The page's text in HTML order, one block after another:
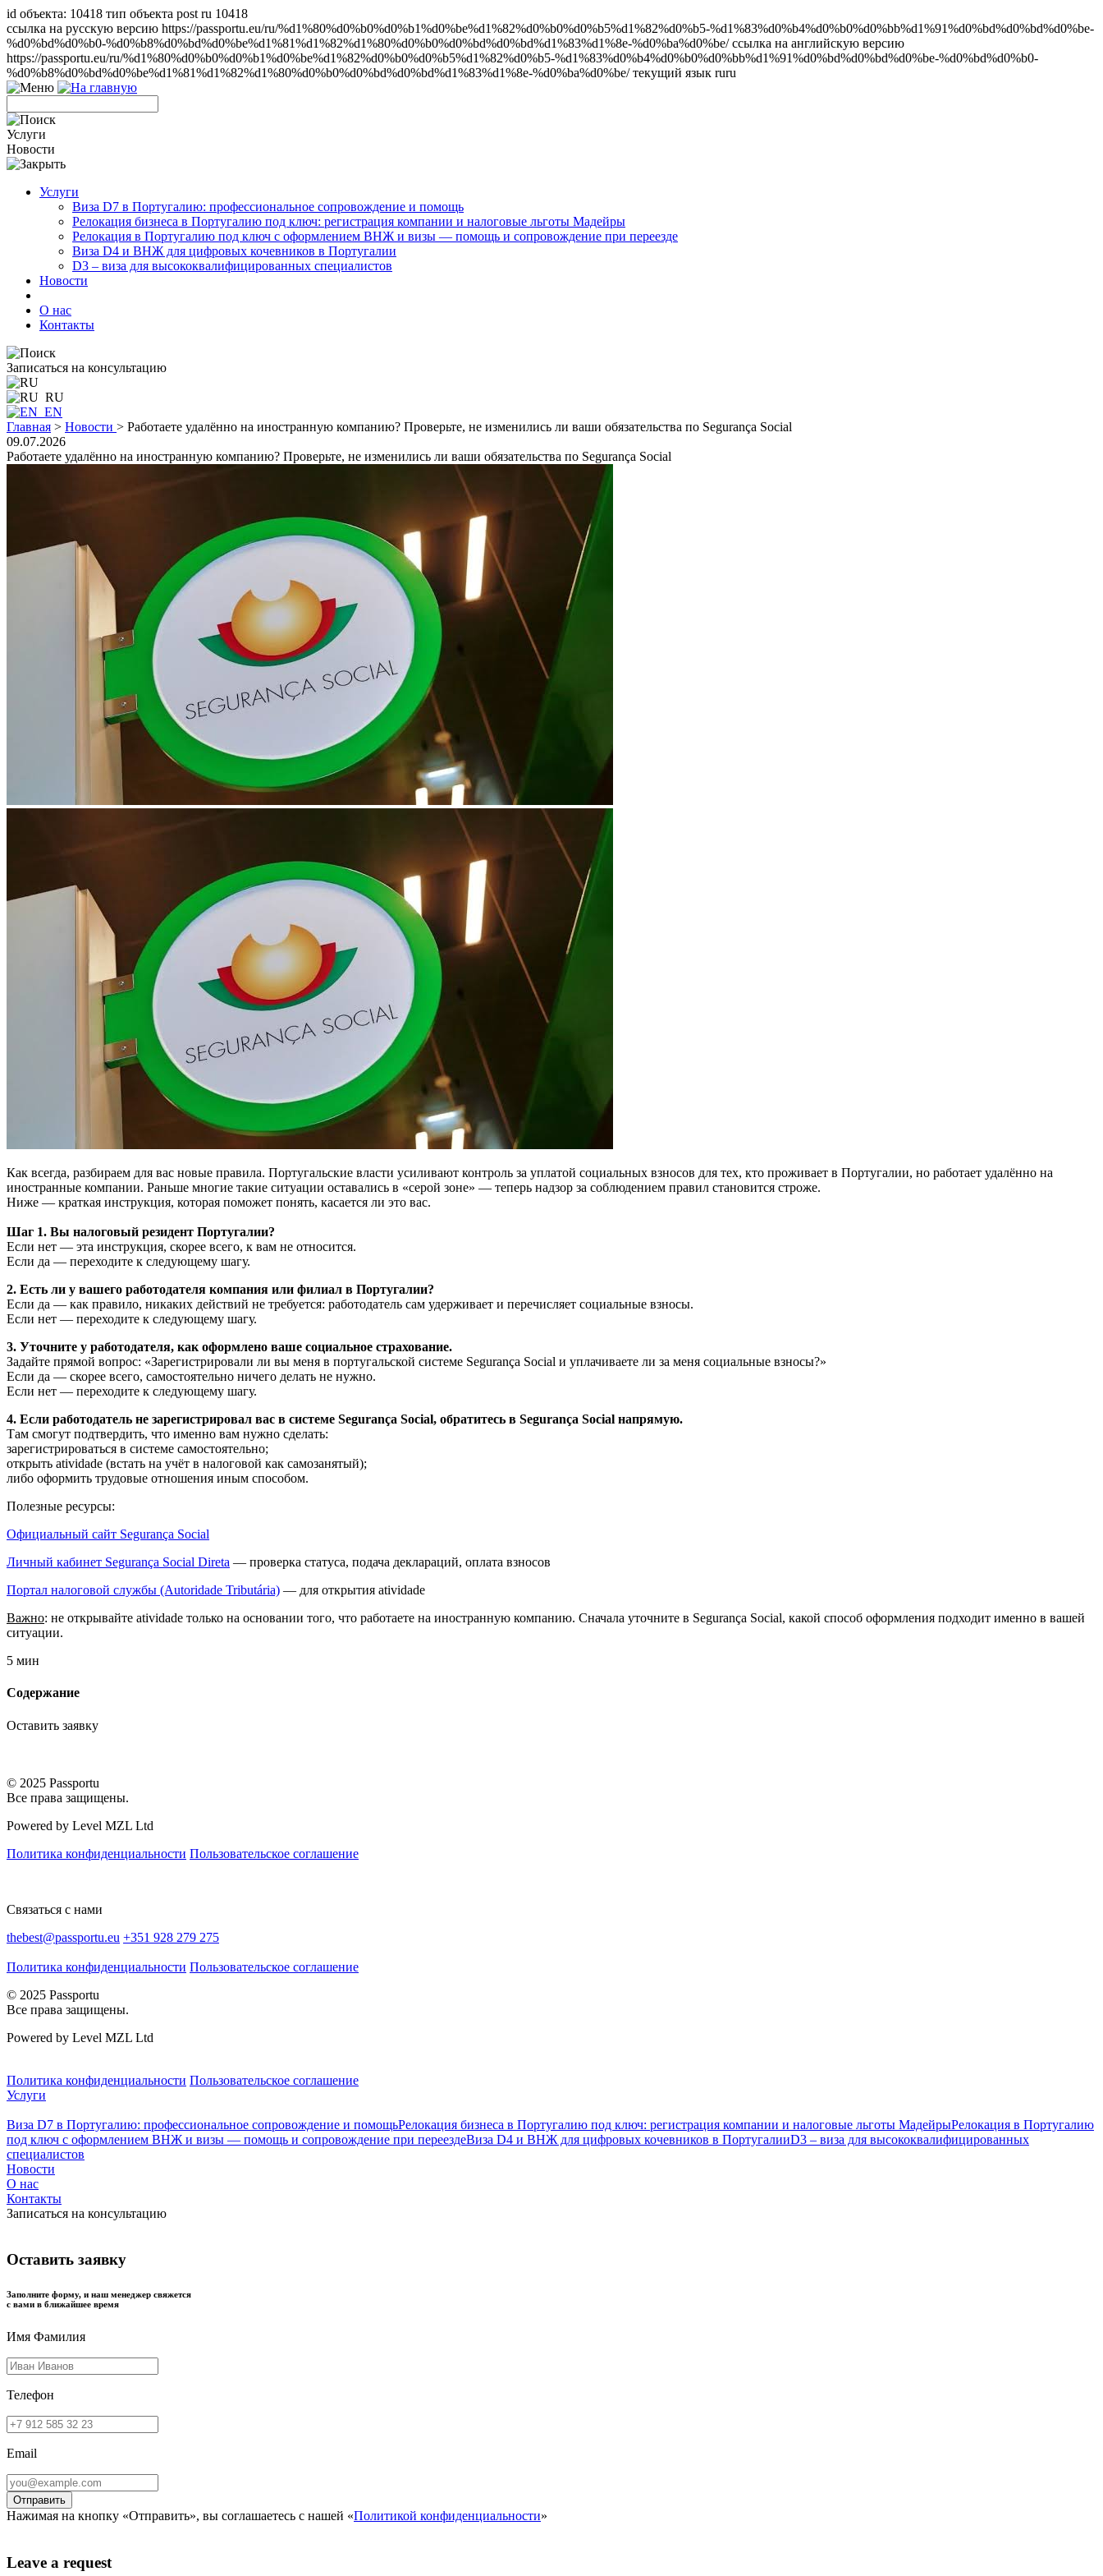
id объекта: 10418 тип объекта post ru 10418
ссылка на русскую версию https://passportu.eu/ru/%d1%80%d0%b0%d0%b1%d0%be%d1%82%d0%b0%d0%b5%d1%82%d0%b5-%d1%83%d0%b4%d0%b0%d0%bb%d1%91%d0%bd%d0%bd%d0%be-
%d0%bd%d0%b0-%d0%b8%d0%bd%d0%be%d1%81%d1%82%d1%80%d0%b0%d0%bd%d0%bd%d1%83%d1%8e-%d0%ba%d0%be/ ссылка на английскую версию
https://passportu.eu/ru/%d1%80%d0%b0%d0%b1%d0%be%d1%82%d0%b0%d0%b5%d1%82%d0%b5-%d1%83%d0%b4%d0%b0%d0%bb%d1%91%d0%bd%d0%bd%d0%be-%d0%bd%d0%b0-
%d0%b8%d0%bd%d0%be%d1%81%d1%82%d1%80%d0%b0%d0%bd%d0%bd%d1%83%d1%8e-%d0%ba%d0%be/ текущий язык ruru
Услуги
Новости
Услуги
Виза D7 в Португалию: профессиональное сопровождение и помощь
Релокация бизнеса в Португалию под ключ: регистрация компании и налоговые льготы Мадейры
Релокация в Португалию под ключ с оформлением ВНЖ и визы — помощь и сопровождение при переезде
Виза D4 и ВНЖ для цифровых кочевников в Португалии
D3 – виза для высококвалифицированных специалистов
Новости
О нас
Контакты
Записаться на консультацию
RU
EN
Главная > Новости > Работаете удалённо на иностранную компанию? Проверьте, не изменились ли ваши обязательства по Segurança Social
09.07.2026
Работаете удалённо на иностранную компанию? Проверьте, не изменились ли ваши обязательства по Segurança Social
Как всегда, разбираем для вас новые правила. Португальские власти усиливают контроль за уплатой социальных взносов для тех, кто проживает в Португалии, но работает удалённо на
иностранные компании. Раньше многие такие ситуации оставались в «серой зоне» — теперь надзор за соблюдением правил становится строже.
Ниже — краткая инструкция, которая поможет понять, касается ли это вас.
Шаг 1. Вы налоговый резидент Португалии?
Если нет — эта инструкция, скорее всего, к вам не относится.
Если да — переходите к следующему шагу.
2. Есть ли у вашего работодателя компания или филиал в Португалии?
Если да — как правило, никаких действий не требуется: работодатель сам удерживает и перечисляет социальные взносы.
Если нет — переходите к следующему шагу.
3. Уточните у работодателя, как оформлено ваше социальное страхование.
Задайте прямой вопрос: «Зарегистрировали ли вы меня в португальской системе Segurança Social и уплачиваете ли за меня социальные взносы?»
Если да — скорее всего, самостоятельно ничего делать не нужно.
Если нет — переходите к следующему шагу.
4. Если работодатель не зарегистрировал вас в системе Segurança Social, обратитесь в Segurança Social напрямую.
Там смогут подтвердить, что именно вам нужно сделать:
зарегистрироваться в системе самостоятельно;
открыть atividade (встать на учёт в налоговой как самозанятый);
либо оформить трудовые отношения иным способом.
Полезные ресурсы:
Официальный сайт Segurança Social
Личный кабинет Segurança Social Direta — проверка статуса, подача деклараций, оплата взносов
Портал налоговой службы (Autoridade Tributária) — для открытия atividade
Важно: не открывайте atividade только на основании того, что работаете на иностранную компанию. Сначала уточните в Segurança Social, какой способ оформления подходит именно в вашей
ситуации.
5 мин
Содержание
Оставить заявку
© 2025 Passportu
Все права защищены.
Powered by Level MZL Ltd
Политика конфиденциальности Пользовательское соглашение
Связаться с нами
thebest@passportu.eu +351 928 279 275
Политика конфиденциальности Пользовательское соглашение
© 2025 Passportu
Все права защищены.
Powered by Level MZL Ltd
Политика конфиденциальности Пользовательское соглашение
Услуги
Виза D7 в Португалию: профессиональное сопровождение и помощьРелокация бизнеса в Португалию под ключ: регистрация компании и налоговые льготы МадейрыРелокация в Португалию
под ключ с оформлением ВНЖ и визы — помощь и сопровождение при переездеВиза D4 и ВНЖ для цифровых кочевников в ПортугалииD3 – виза для высококвалифицированных
специалистов
Новости
О нас
Контакты
Записаться на консультацию
Оставить заявку
Заполните форму, и наш менеджер свяжется
с вами в ближайшее время
Имя Фамилия
Телефон
Email
Нажимая на кнопку «Отправить», вы соглашаетесь с нашей «Политикой конфиденциальности»
Leave a request